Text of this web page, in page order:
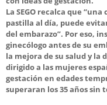
La SEGO recalca que
pastilla al día, puede
del embarazo”. Por eso,
ginecólogo antes de su
la mejora de su salud y la
dirigido a las mujeres
gestación en edades
superaran los 35 años sin